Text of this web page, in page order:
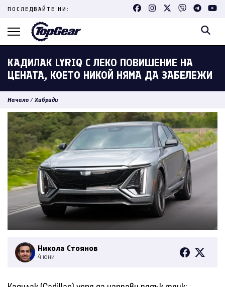
Skip
content
ПОСЛЕДВАЙТЕ НИ:
КАДИЛАК LYRIQ С ЛЕКО ПОВИШЕНИЕ НА
ЦЕНАТА, КОЕТО НИКОЙ НЯМА ДА ЗАБЕЛЕЖИ
Начало / Хибриди
Никола Стоянов
4 юни